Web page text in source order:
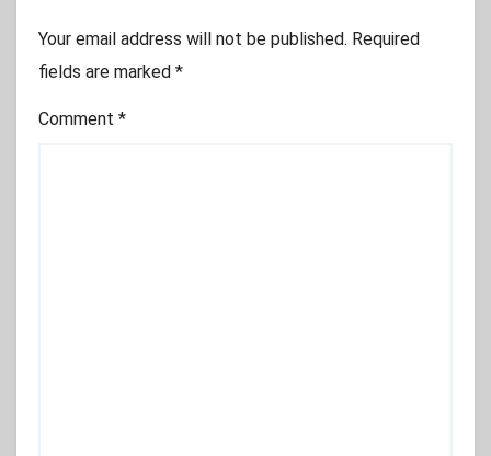
Your email address will not be published. Required
fields are marked *
Comment *